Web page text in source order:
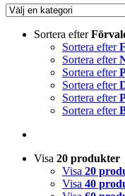
Sortera efter
Sortera efter
Sortera efter
Sortera efter
Sortera efter
Sortera efter
Sortera efter
Visa 20 produkter
Visa 20
Visa 40